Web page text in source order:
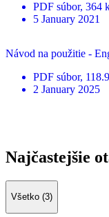
PDF súbor, 364
5 January 2021
Návod na použitie -
PDF súbor,
2 January 2025
Najčastejšie
Všetko (3)